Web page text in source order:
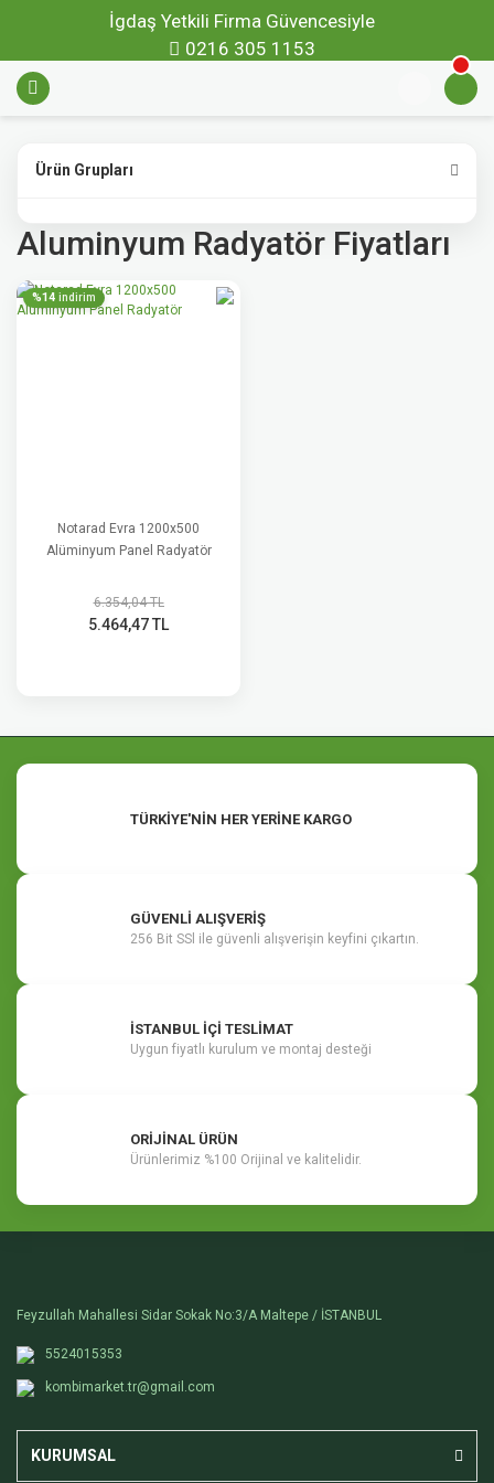
İgdaş Yetkili Firma Güvencesiyle
0216 305 1153
Ürün Grupları
Aluminyum Radyatör Fiyatları
%14 indirim
Notarad Evra 1200x500
Alüminyum Panel Radyatör
6.354,04 TL
5.464,47 TL
TÜRKİYE'NİN HER YERİNE KARGO
GÜVENLİ ALIŞVERİŞ
256 Bit SSl ile güvenli alışverişin keyfini çıkartın.
İSTANBUL İÇİ TESLİMAT
Uygun fiyatlı kurulum ve montaj desteği
ORİJİNAL ÜRÜN
Ürünlerimiz %100 Orijinal ve kalitelidir.
Feyzullah Mahallesi Sidar Sokak No:3/A Maltepe / İSTANBUL
5524015353
kombimarket.tr@gmail.com
KURUMSAL